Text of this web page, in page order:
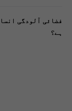
فضائی آلودگی
ہے؟